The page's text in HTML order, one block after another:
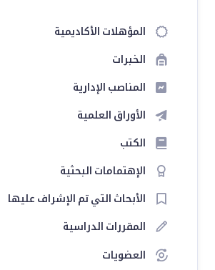
المؤهلات الأكاديمية
الخبرات
المناصب الإدارية
الأوراق العلمية
الكتب
الإهتمامات البحثية
الأبحاث التي تم الإشراف عليها
المقررات الدراسية
العضويات